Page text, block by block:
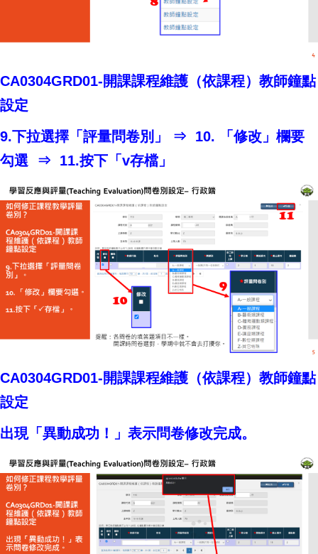
CA0304GRD01-開課課程維護（依課程）教師鐘點
設定
9.下拉選擇「評量問卷別」 ⇒ 10. 「修改」欄要
勾選 ⇒ 11.按下「v存檔」
CA0304GRD01-開課課程維護（依課程）教師鐘點
設定
出現「異動成功！」表示問卷修改完成。